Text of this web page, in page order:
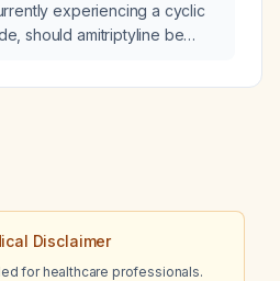
experiencing a cyclic
should amitriptyline be
or should ondansetron be
Disclaimer
for healthcare professionals.